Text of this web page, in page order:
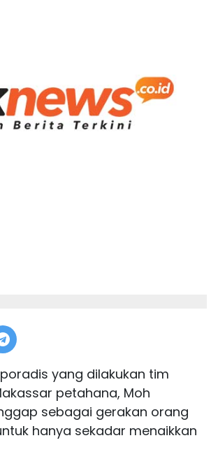
yang dilakukan tim
petahana, Moh
sebagai gerakan orang
hanya sekadar menaikkan